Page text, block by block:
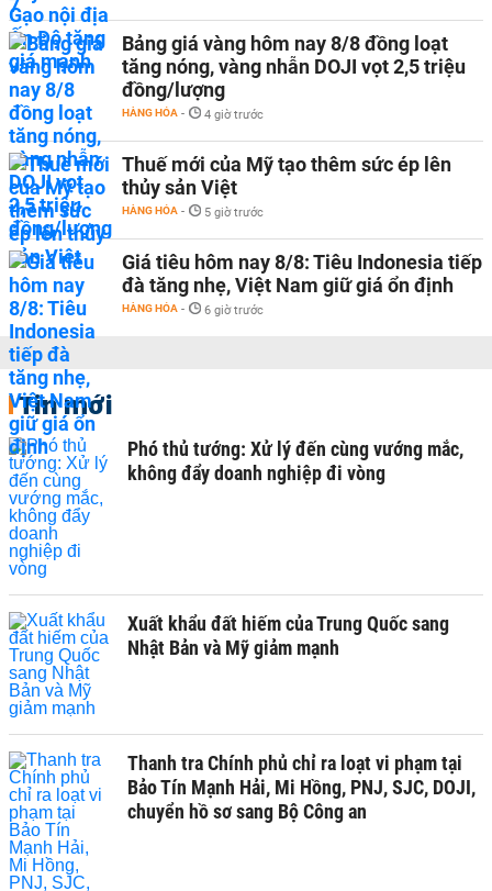
Bảng giá vàng hôm nay 8/8 đồng loạt
tăng nóng, vàng nhẫn DOJI vọt 2,5 triệu
đồng/lượng
HÀNG HÓA - 4 giờ trước
Thuế mới của Mỹ tạo thêm sức ép lên
thủy sản Việt
HÀNG HÓA - 5 giờ trước
Giá tiêu hôm nay 8/8: Tiêu Indonesia tiếp
đà tăng nhẹ, Việt Nam giữ giá ổn định
HÀNG HÓA - 6 giờ trước
Tin mới
Phó thủ tướng: Xử lý đến cùng vướng mắc,
không đẩy doanh nghiệp đi vòng
Xuất khẩu đất hiếm của Trung Quốc sang
Nhật Bản và Mỹ giảm mạnh
Thanh tra Chính phủ chỉ ra loạt vi phạm tại
Bảo Tín Mạnh Hải, Mi Hồng, PNJ, SJC, DOJI,
chuyển hồ sơ sang Bộ Công an